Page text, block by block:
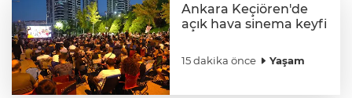
Ankara Keçiören'de
açık hava sinema keyfi
15 dakika önce Yaşam